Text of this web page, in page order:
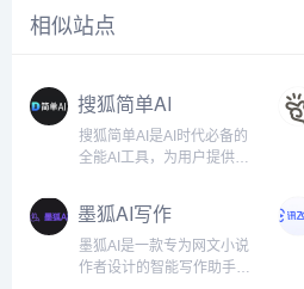
相似站点
搜狐简单AI
搜狐简单AI是AI时代必备的
全能AI工具，为用户提供全
写作、AI在线图片处理。提
供海量图片制作设计模板：
电商图，logo设计，证件
照，智能抠图，图片高清修
墨狐AI写作
墨狐AI是一款专为网文小说
作者设计的智能写作助手，